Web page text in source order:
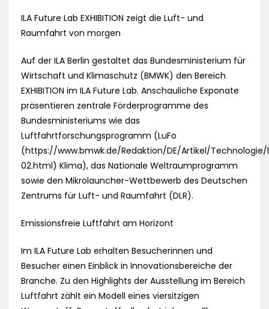
ILA Future Lab EXHIBITION zeigt die Luft- und
Raumfahrt von morgen
Auf der ILA Berlin gestaltet das Bundesministerium für
Wirtschaft und Klimaschutz (BMWK) den Bereich
EXHIBITION im ILA Future Lab. Anschauliche Exponate
präsentieren zentrale Förderprogramme des
Bundesministeriums wie das
Luftfahrtforschungsprogramm (LuFo
(https://www.bmwk.de/Redaktion/DE/Artikel/
02.html) Klima), das Nationale Weltraumprogramm
sowie den Mikrolauncher-Wettbewerb des Deutschen
Zentrums für Luft- und Raumfahrt (DLR).
Emissionsfreie Luftfahrt am Horizont
Im ILA Future Lab erhalten Besucherinnen und
Besucher einen Einblick in Innovationsbereiche der
Branche. Zu den Highlights der Ausstellung im Bereich
Luftfahrt zählt ein Modell eines viersitzigen